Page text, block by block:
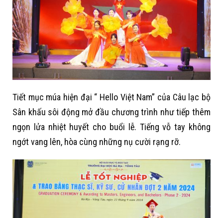
Tiết mục múa hiện đại “ Hello Việt Nam” của Câu lạc bộ
Sân khấu sôi động mở đầu chương trình như tiếp thêm
ngọn lửa nhiệt huyết cho buổi lễ. Tiếng vỗ tay không
ngớt vang lên, hòa cùng những nụ cười rạng rỡ.